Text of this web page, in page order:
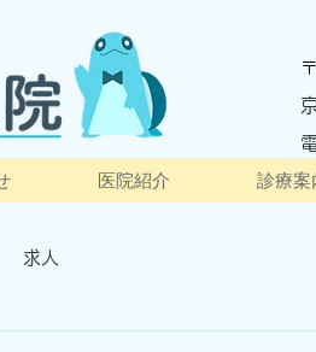
〒
医院紹介 診療案
求人